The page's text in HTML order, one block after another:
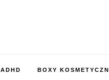
ADHD BOXY